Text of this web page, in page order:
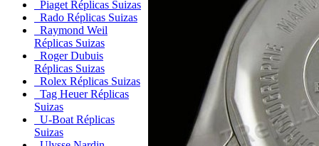
Piaget Réplicas Suizas
Rado Réplicas Suizas
Raymond Weil
Réplicas Suizas
Roger Dubuis
Réplicas Suizas
Rolex Réplicas Suizas
Tag Heuer Réplicas
Suizas
U-Boat Réplicas
Suizas